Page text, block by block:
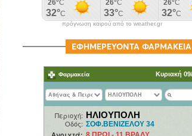
πρόγνωση καιρού από το weather.gr
ΕΦΗΜΕΡΕΥΟΝΤΑ ΦΑΡΜΑΚΕΙΑ